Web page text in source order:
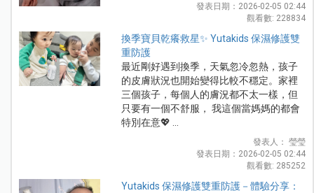
發表日期：2026-02-05 02:44
觀看數: 228834
換季寶貝乾癢救星✨ Yutakids 保濕修護雙
重防護
最近剛好遇到換季，天氣忽冷忽熱，孩子
的皮膚狀況也開始變得比較不穩定。家裡
三個孩子，每個人的膚況都不太一樣，但
只要有一個不舒服， 我這個當媽媽的都會
特別在意💖 ...
發表人： 瑩瑩
發表日期：2026-02-05 02:44
觀看數: 285252
Yutakids 保濕修護雙重防護－體驗分享：